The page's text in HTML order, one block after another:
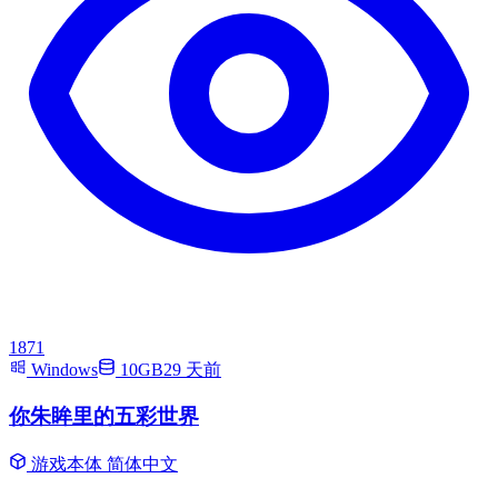
1871
Windows
10GB29 天前
你朱眸里的五彩世界
游戏本体 简体中文